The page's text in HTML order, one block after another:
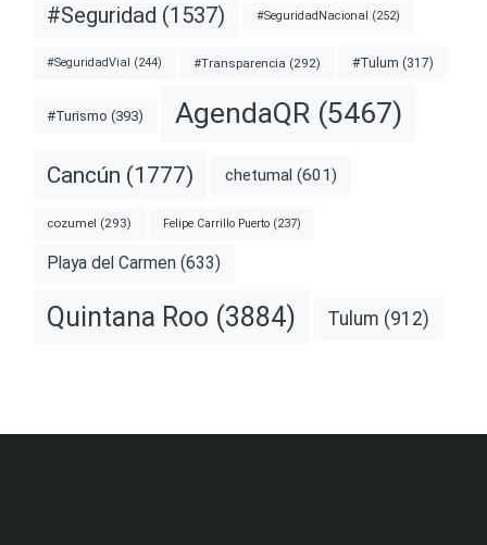
#Seguridad (1537) #SeguridadNacional (252)
#SeguridadVial (244) #Transparencia (292) #Tulum (317)
#Turismo (393) AgendaQR (5467)
Cancún (1777) chetumal (601)
cozumel (293) Felipe Carrillo Puerto (237)
Playa del Carmen (633)
Quintana Roo (3884) Tulum (912)